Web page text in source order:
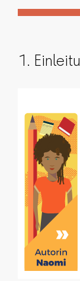
1.